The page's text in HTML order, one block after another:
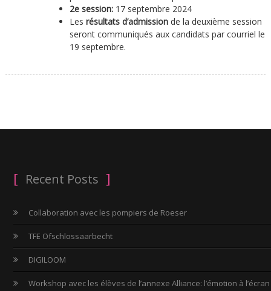
2e session:17 septembre 2024
Les résultats d’admissionde la deuxième session
seront communiqués aux candidats par courriel le
19 septembre.
Recent Posts
Collaboration avec les pompiers de Roeser
TFE Ofschlossaarbecht
DIGILOOM
Workshop avec les élèves de l’annexe Alliance: l’émotion à l’écran